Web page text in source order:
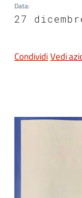
su
Data:
27
CondividiVedi